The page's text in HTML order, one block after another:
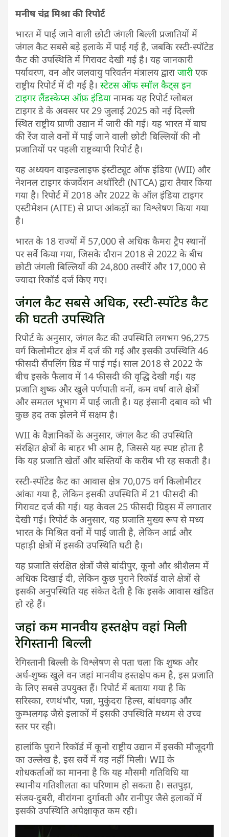
मनीष चंद्र मिश्रा की रिपोर्ट
भारत में पाई जाने वाली छोटी जंगली बिल्ली प्रजातियों में
जंगल कैट सबसे बड़े इलाके में पाई गई है, जबकि रस्‍टी-स्‍पॉटेड
कैट की उपस्थिति में गिरावट देखी गई है। यह जानकारी
पर्यावरण, वन और जलवायु परिवर्तन मंत्रालय द्वारा जारी एक
राष्ट्रीय रिपोर्ट में दी गई है। स्‍टेटस ऑफ स्‍मॉल कैट्स इन
टाइगर लैंडस्केप्स ऑफ़ इंडिया नामक यह रिपोर्ट ग्लोबल
टाइगर डे के अवसर पर 29 जुलाई 2025 को नई दिल्ली
स्थित राष्ट्रीय प्राणी उद्यान में जारी की गई। यह भारत में बाघ
की रेंज वाले वनों में पाई जाने वाली छोटी बिल्लियों की नौ
प्रजातियों पर पहली राष्ट्रव्यापी रिपोर्ट है।
यह अध्ययन वाइल्डलाइफ इंस्टीट्यूट ऑफ इंडिया (WII) और
नेशनल टाइगर कंजर्वेशन अथॉरिटी (NTCA) द्वारा तैयार किया
गया है। रिपोर्ट में 2018 और 2022 के ऑल इंडिया टाइगर
एस्टीमेशन (AITE) से प्राप्त आंकड़ों का विश्लेषण किया गया
है।
भारत के 18 राज्यों में 57,000 से अधिक कैमरा ट्रैप स्थानों
पर सर्वे किया गया, जिसके दौरान 2018 से 2022 के बीच
छोटी जंगली बिल्लियों की 24,800 तस्वीरें और 17,000 से
ज्यादा रिकॉर्ड दर्ज किए गए।
जंगल कैट सबसे अधिक, रस्‍टी-स्‍पॉटेड कैट
की घटती उपस्थिति
रिपोर्ट के अनुसार, जंगल कैट की उपस्थिति लगभग 96,275
वर्ग किलोमीटर क्षेत्र में दर्ज की गई और इसकी उपस्थिति 46
फीसदी सैंपलिंग ग्रिड में पाई गई। साल 2018 से 2022 के
बीच इसके फैलाव में 14 फीसदी की वृद्धि देखी गई। यह
प्रजाति शुष्क और खुले पर्णपाती वनों, कम वर्षा वाले क्षेत्रों
और समतल भूभाग में पाई जाती है। यह इंसानी दबाव को भी
कुछ हद तक झेलने में सक्षम है।
WII के वैज्ञानिकों के अनुसार, जंगल कैट की उपस्थिति
संरक्षित क्षेत्रों के बाहर भी आम है, जिससे यह स्पष्ट होता है
कि यह प्रजाति खेतों और बस्तियों के करीब भी रह सकती है।
रस्‍टी-स्‍पॉटेड कैट का आवास क्षेत्र 70,075 वर्ग किलोमीटर
आंका गया है, लेकिन इसकी उपस्थिति में 21 फीसदी की
गिरावट दर्ज की गई। यह केवल 25 फीसदी ग्रिड्स में लगातार
देखी गई। रिपोर्ट के अनुसार, यह प्रजाति मुख्य रूप से मध्य
भारत के मिश्रित वनों में पाई जाती है, लेकिन आर्द्र और
पहाड़ी क्षेत्रों में इसकी उपस्थिति घटी है।
यह प्रजाति संरक्षित क्षेत्रों जैसे बांदीपुर, कूनो और श्रीशैलम में
अधिक दिखाई दी, लेकिन कुछ पुराने रिकॉर्ड वाले क्षेत्रों से
इसकी अनुपस्थिति यह संकेत देती है कि इसके आवास खंडित
हो रहे हैं।
जहां कम मानवीय हस्तक्षेप वहां मिली
रेगिस्तानी बिल्ली
रेगिस्तानी बिल्ली के विश्लेषण से पता चला कि शुष्क और
अर्ध-शुष्क खुले वन जहां मानवीय हस्तक्षेप कम है, इस प्रजाति
के लिए सबसे उपयुक्त हैं। रिपोर्ट में बताया गया है कि
सरिस्का, रणथंभौर, पन्ना, मुकुंदरा हिल्स, बांधवगढ़ और
कुम्भलगढ़ जैसे इलाकों में इसकी उपस्थिति मध्यम से उच्च
स्तर पर रही।
हालांकि पुराने रिकॉर्ड में कूनो राष्ट्रीय उद्यान में इसकी मौजूदगी
का उल्लेख है, इस सर्वे में यह नहीं मिली। WII के
शोधकर्ताओं का मानना है कि यह मौसमी गतिविधि या
स्थानीय गतिशीलता का परिणाम हो सकता है। सतपुड़ा,
संजय-दुबरी, वीरांगना दुर्गावती और रानीपुर जैसे इलाकों में
इसकी उपस्थिति अपेक्षाकृत कम रही।